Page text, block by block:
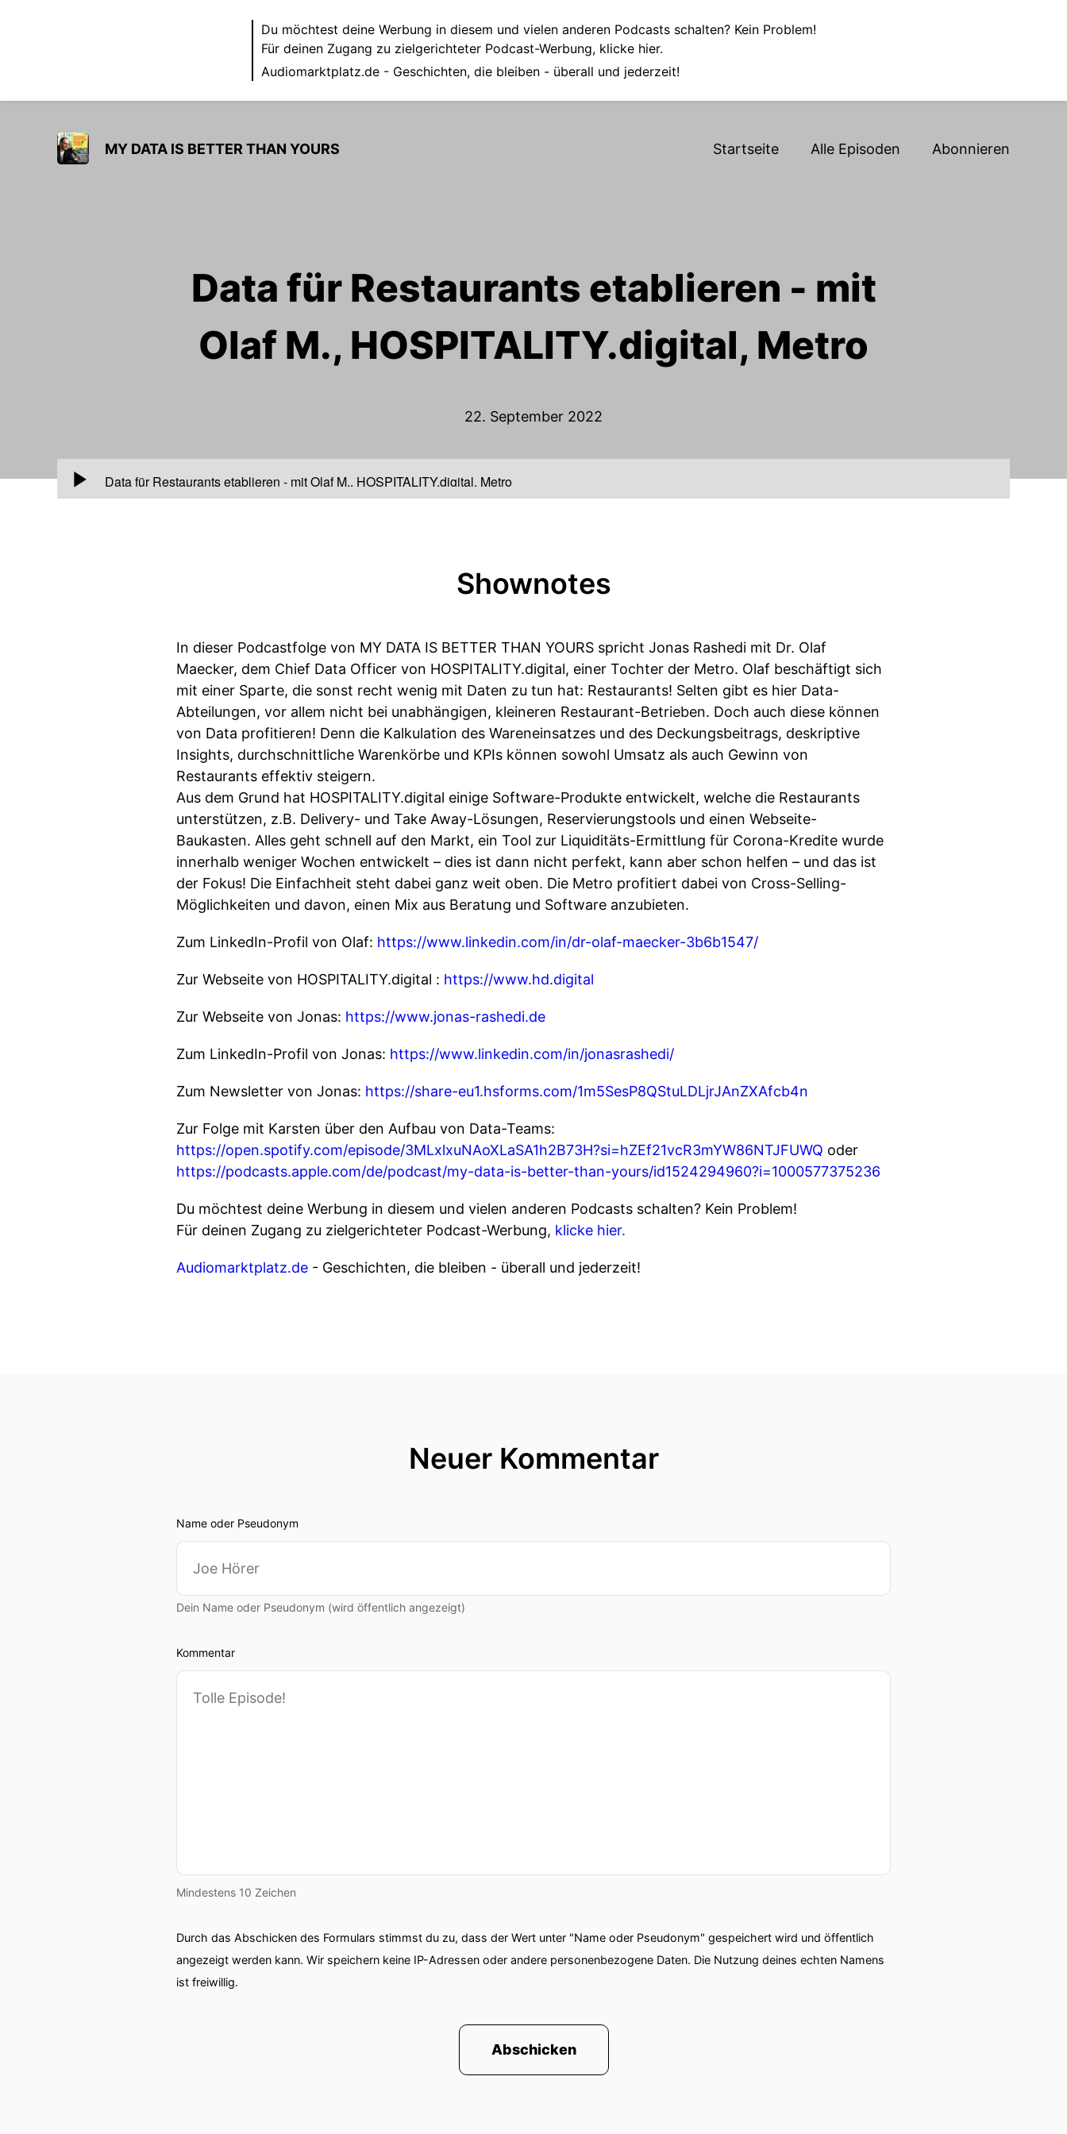
Du möchtest deine Werbung in diesem und vielen anderen Podcasts schalten? Kein Problem!
Für deinen Zugang zu zielgerichteter Podcast-Werbung, klicke hier.
Audiomarktplatz.de- Geschichten, die bleiben - überall und jederzeit!
MY DATA IS BETTER THAN YOURS Startseite Alle Episoden Abonnieren
Data für Restaurants etablieren - mit
Olaf M., HOSPITALITY.digital, Metro
22. September 2022
00:00
Data für Restaurants etablieren - mit Olaf M., HOSPITALITY.digital, Metro
Shownotes
In dieser Podcastfolge von MY DATA IS BETTER THAN YOURS spricht Jonas Rashedi mit Dr. Olaf
Maecker, dem Chief Data Officer von HOSPITALITY.digital, einer Tochter der Metro. Olaf beschäftigt sich
mit einer Sparte, die sonst recht wenig mit Daten zu tun hat: Restaurants! Selten gibt es hier Data-
Abteilungen, vor allem nicht bei unabhängigen, kleineren Restaurant-Betrieben. Doch auch diese können
von Data profitieren! Denn die Kalkulation des Wareneinsatzes und des Deckungsbeitrags, deskriptive
Insights, durchschnittliche Warenkörbe und KPIs können sowohl Umsatz als auch Gewinn von
Restaurants effektiv steigern.
Aus dem Grund hat HOSPITALITY.digital einige Software-Produkte entwickelt, welche die Restaurants
unterstützen, z.B. Delivery- und Take Away-Lösungen, Reservierungstools und einen Webseite-
Baukasten. Alles geht schnell auf den Markt, ein Tool zur Liquiditäts-Ermittlung für Corona-Kredite wurde
innerhalb weniger Wochen entwickelt – dies ist dann nicht perfekt, kann aber schon helfen – und das ist
der Fokus! Die Einfachheit steht dabei ganz weit oben. Die Metro profitiert dabei von Cross-Selling-
Möglichkeiten und davon, einen Mix aus Beratung und Software anzubieten.
Zum LinkedIn-Profil von Olaf: https://www.linkedin.com/in/dr-olaf-maecker-3b6b1547/
Zur Webseite von HOSPITALITY.digital : https://www.hd.digital
Zur Webseite von Jonas: https://www.jonas-rashedi.de
Zum LinkedIn-Profil von Jonas: https://www.linkedin.com/in/jonasrashedi/
Zum Newsletter von Jonas: https://share-eu1.hsforms.com/1m5SesP8QStuLDLjrJAnZXAfcb4n
Zur Folge mit Karsten über den Aufbau von Data-Teams:
https://open.spotify.com/episode/3MLxlxuNAoXLaSA1h2B73H?si=hZEf21vcR3mYW86NTJFUWQ oder
https://podcasts.apple.com/de/podcast/my-data-is-better-than-yours/id1524294960?i=1000577375236
Du möchtest deine Werbung in diesem und vielen anderen Podcasts schalten? Kein Problem!
Für deinen Zugang zu zielgerichteter Podcast-Werbung, klicke hier.
Audiomarktplatz.de - Geschichten, die bleiben - überall und jederzeit!
Neuer Kommentar
Name oder Pseudonym
Dein Name oder Pseudonym (wird öffentlich angezeigt)
Kommentar
Mindestens 10 Zeichen
Durch das Abschicken des Formulars stimmst du zu, dass der Wert unter "Name oder Pseudonym" gespeichert wird und öffentlich
angezeigt werden kann. Wir speichern keine IP-Adressen oder andere personenbezogene Daten. Die Nutzung deines echten Namens
ist freiwillig.
Abschicken